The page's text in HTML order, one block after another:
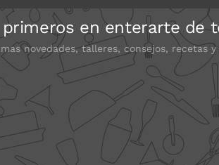
primeros en enterarte de
novedades, talleres, consejos, recetas